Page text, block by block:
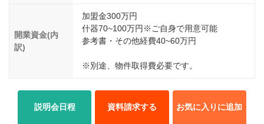
開業資金(内
訳)
加盟金300万円
什器70~100万円※ご自身で用意可能
参考書・その他経費40~60万円
※別途、物件取得費必要です。
説明会日程 資料請求する お気に入りに追加